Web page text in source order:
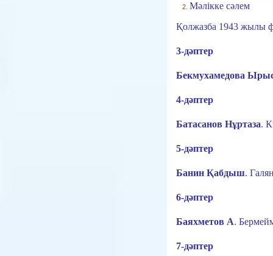
Мәлікке сәлем
Қолжазба 1943 жылы
3-дәптер
Бекмухамедова
4-дәптер
Батасанов Нұртаза.
5-дәптер
Банин Қабдыш.
6-дәптер
Баяхметов А.
7-дәптер